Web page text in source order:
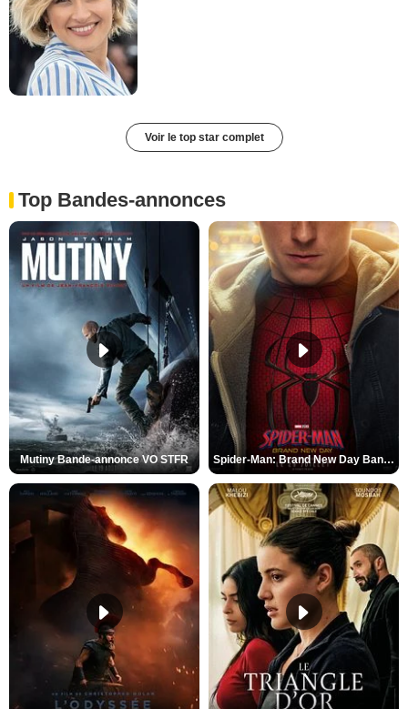
Voir le top star complet
Top Bandes-annonces
Mutiny Bande-annonce VO STFR Spider-Man: Brand New Day Bande-annonce VO STFR